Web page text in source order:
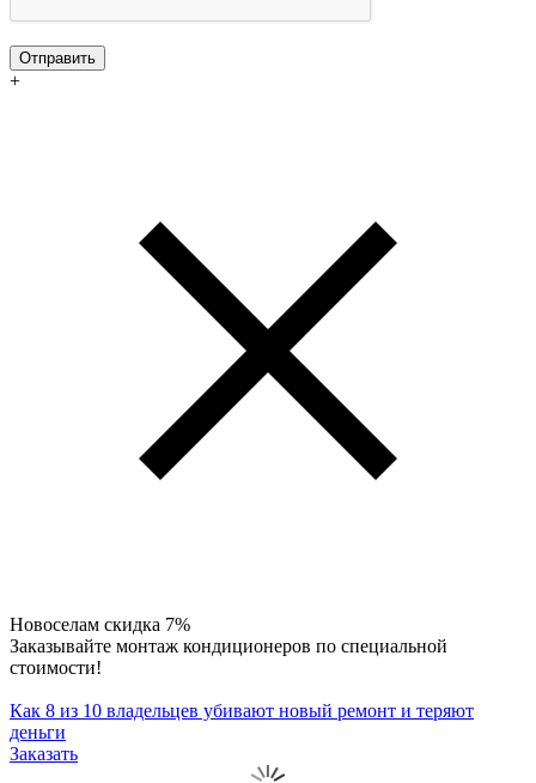
Отправить
+
Новоселам скидка 7%
Заказывайте монтаж кондиционеров по специальной
стоимости!
Как 8 из 10 владельцев убивают новый ремонт и теряют
деньги
Заказать